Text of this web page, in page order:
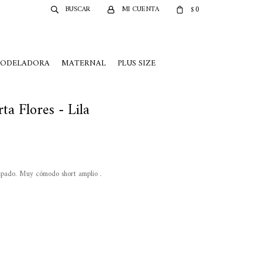
MATERNAL PLUS SIZE
$0
Flores - Lila
Muy cómodo short amplio .